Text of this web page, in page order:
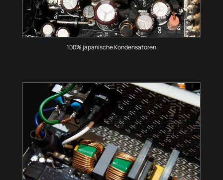
100% japanische Kondensatoren